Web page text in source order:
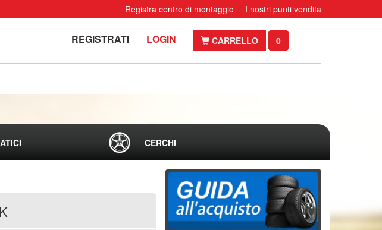
Registra centro di montaggio I nostri punti vendita
REGISTRATI LOGIN CARRELLO 0
CERCHI